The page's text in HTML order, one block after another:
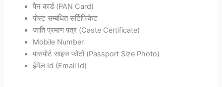
पैन कार्ड (PAN Card)
पोस्ट सम्बंधित सर्टिफिकेट
जाति प्रमाण पत्र (Caste Certificate)
Mobile Number
पासपोर्ट साइज फोटो (Passport Size Photo)
ईमेल Id (Email Id)